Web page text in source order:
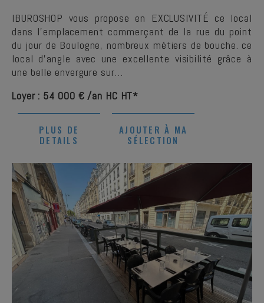
IBUROSHOP vous propose en EXCLUSIVITÉ ce local
dans l'emplacement commerçant de la rue du point
du jour de Boulogne, nombreux métiers de bouche. ce
local d'angle avec une excellente visibilité grâce à
une belle envergure sur…
Loyer : 54 000 € /an HC HT*
PLUS DE
DETAILS
AJOUTER À MA
SÉLECTION